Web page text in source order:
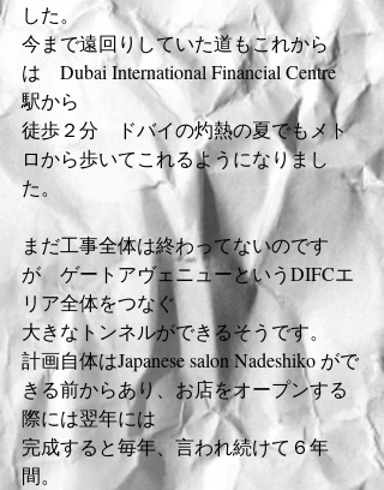
した。
今まで遠回りしていた道もこれから
は　Dubai International Financial Centre
駅から
徒歩２分　ドバイの灼熱の夏でもメト
ロから歩いてこれるようになりまし
た。
まだ工事全体は終わってないのです
が　ゲートアヴェニューというDIFCエ
リア全体をつなぐ
大きなトンネルができるそうです。
計画自体はJapanese salon Nadeshiko がで
きる前からあり、お店をオープンする
際には翌年には
完成すると毎年、言われ続けて６年
間。